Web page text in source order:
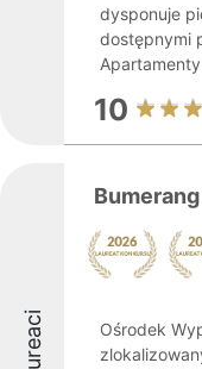
dysponuje
dostępnymi
10
Laureaci
Ośrodek